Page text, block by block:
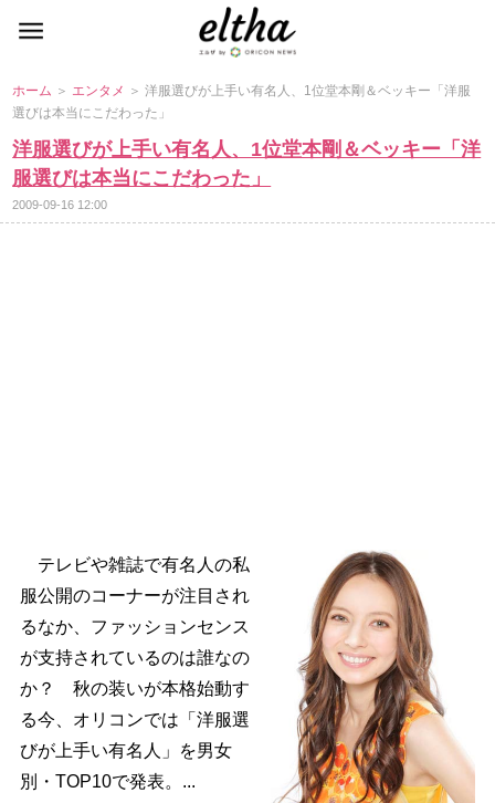
ホーム ＞ エンタメ ＞ 洋服選びが上手い有名人、1位堂本剛＆ベッキー「洋服
選びは本当にこだわった」
洋服選びが上手い有名人、1位堂本剛＆ベッキー「洋
服選びは本当にこだわった」
2009-09-16 12:00
テレビや雑誌で有名人の私
服公開のコーナーが注目され
るなか、ファッションセンス
が支持されているのは誰なの
か？ 秋の装いが本格始動す
る今、オリコンでは「洋服選
びが上手い有名人」を男女
別・TOP10で発表。...